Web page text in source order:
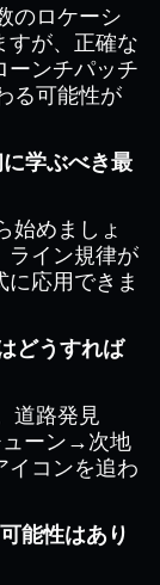
のロケーシ
すが、正確な
ーンチパッチ
る可能性が
学ぶべき最
始めましょ
ライン規律が
応用できま
どうすれば
道路発見
ーン→次地
イコンを追わ
能性はあり